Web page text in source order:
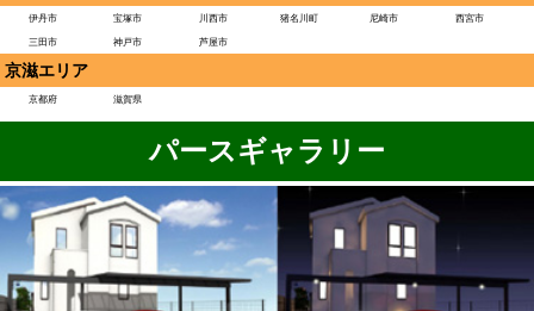
伊丹市 宝塚市 川西市 猪名川町 尼崎市 西宮市
三田市 神戸市 芦屋市
京滋エリア
京都府 滋賀県
パースギャラリー